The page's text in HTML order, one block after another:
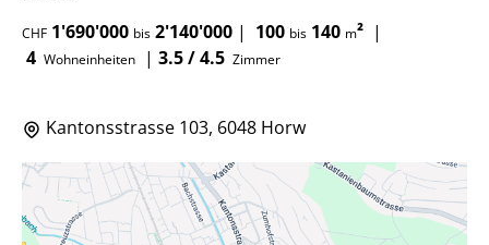
CHF 1'690'000 bis 2'140'000 | 100 bis 140 m² |
4 Wohneinheiten | 3.5 / 4.5 Zimmer
Kantonsstrasse 103, 6048 Horw